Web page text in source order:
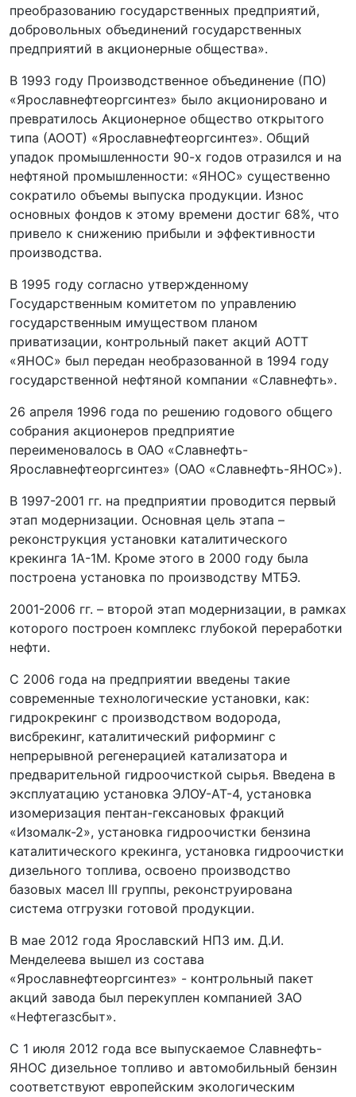
преобразованию государственных предприятий,
добровольных объединений государственных
предприятий в акционерные общества».
В 1993 году Производственное объединение (ПО)
«Ярославнефтеоргсинтез» было акционировано и
превратилось Акционерное общество открытого
типа (АООТ) «Ярославнефтеоргсинтез». Общий
упадок промышленности 90-х годов отразился и на
нефтяной промышленности: «ЯНОС» существенно
сократило объемы выпуска продукции. Износ
основных фондов к этому времени достиг 68%, что
привело к снижению прибыли и эффективности
производства.
В 1995 году согласно утвержденному
Государственным комитетом по управлению
государственным имуществом планом
приватизации, контрольный пакет акций АОТТ
«ЯНОС» был передан необразованной в 1994 году
государственной нефтяной компании «Славнефть».
26 апреля 1996 года по решению годового общего
собрания акционеров предприятие
переименовалось в ОАО «Славнефть-
Ярославнефтеоргсинтез» (ОАО «Славнефть-ЯНОС»).
В 1997-2001 гг. на предприятии проводится первый
этап модернизации. Основная цель этапа –
реконструкция установки каталитического
крекинга 1А-1М. Кроме этого в 2000 году была
построена установка по производству МТБЭ.
2001-2006 гг. – второй этап модернизации, в рамках
которого построен комплекс глубокой переработки
нефти.
С 2006 года на предприятии введены такие
современные технологические установки, как:
гидрокрекинг с производством водорода,
висбрекинг, каталитический риформинг с
непрерывной регенерацией катализатора и
предварительной гидроочисткой сырья. Введена в
эксплуатацию установка ЭЛОУ-АТ-4, установка
изомеризация пентан-гексановых фракций
«Изомалк-2», установка гидроочистки бензина
каталитического крекинга, установка гидроочистки
дизельного топлива, освоено производство
базовых масел III группы, реконструирована
система отгрузки готовой продукции.
В мае 2012 года Ярославский НПЗ им. Д.И.
Менделеева вышел из состава
«Ярославнефтеоргсинтез» - контрольный пакет
акций завода был перекуплен компанией ЗАО
«Нефтегазсбыт».
С 1 июля 2012 года все выпускаемое Славнефть-
ЯНОС дизельное топливо и автомобильный бензин
соответствуют европейским экологическим